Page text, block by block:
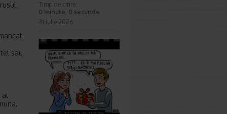
sau
Timp de citire:
0 minute, 0 secunde
31 iulie 2026